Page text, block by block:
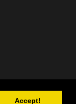
Accept!